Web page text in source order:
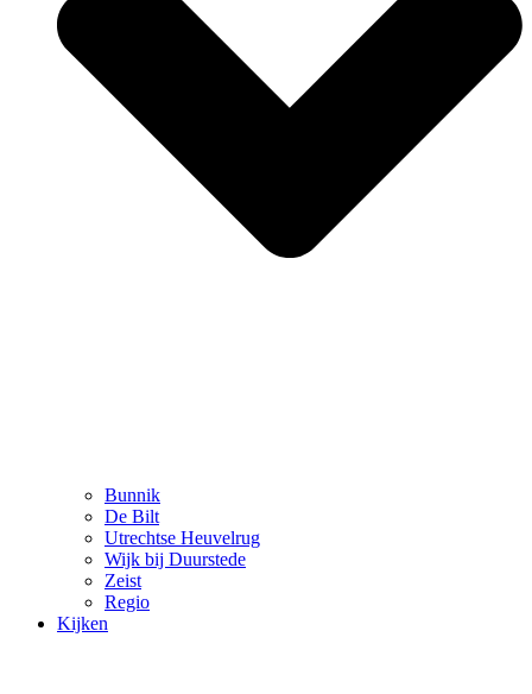
Bunnik
De Bilt
Utrechtse Heuvelrug
Wijk bij Duurstede
Zeist
Regio
Kijken